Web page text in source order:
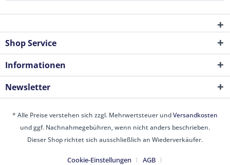
Shop Service
Informationen
Newsletter
* Alle Preise verstehen sich zzgl. Mehrwertsteuer undVersandkosten
und ggf. Nachnahmegebühren, wenn nicht anders beschrieben.
Dieser Shop richtet sich ausschließlich an Wiederverkäufer.
Cookie-Einstellungen AGB